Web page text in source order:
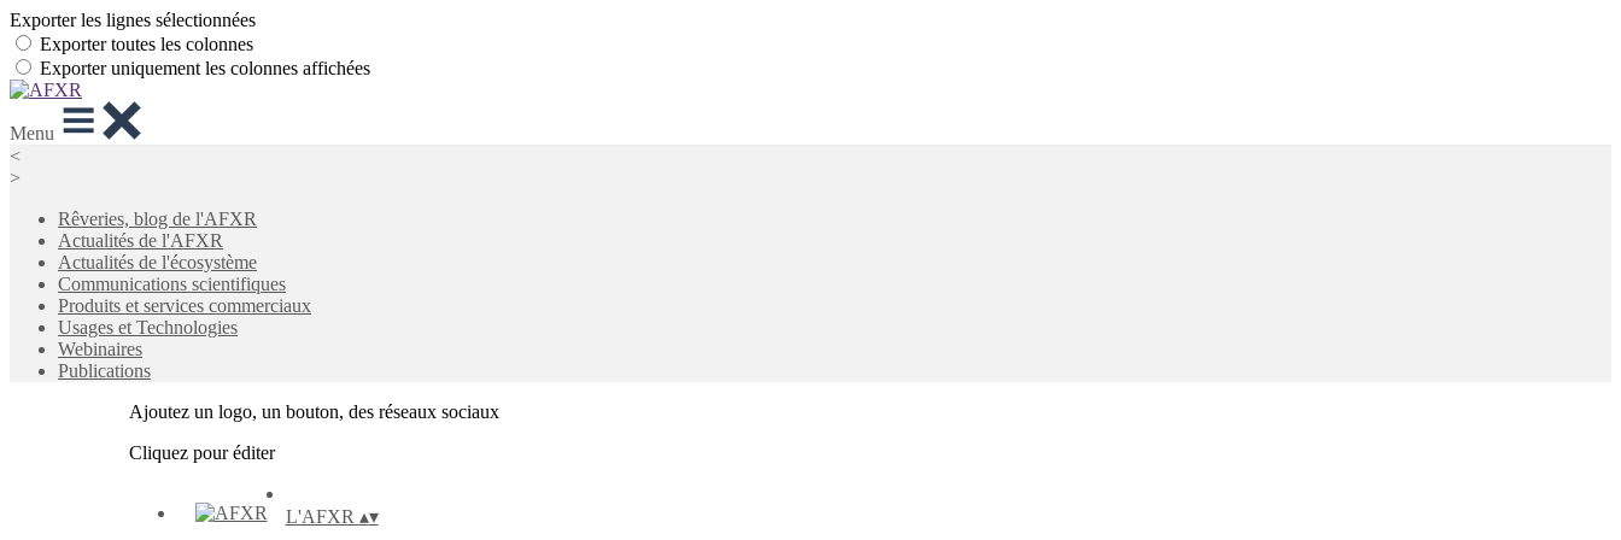
Exporter les lignes sélectionnées
Exporter toutes les colonnes
Exporter uniquement les colonnes affichées
Menu
<
>
Rêveries, blog de l'AFXR
Actualités de l'AFXR
Actualités de l'écosystème
Communications scientifiques
Produits et services commerciaux
Usages et Technologies
Webinaires
Publications
Ajoutez un logo, un bouton, des réseaux sociaux
Cliquez pour éditer
L'AFXR ▴▾